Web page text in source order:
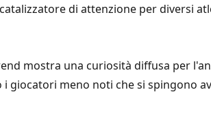
di attenzione per diversi
mostra una curiosità diffusa per
giocatori meno noti che si spingono